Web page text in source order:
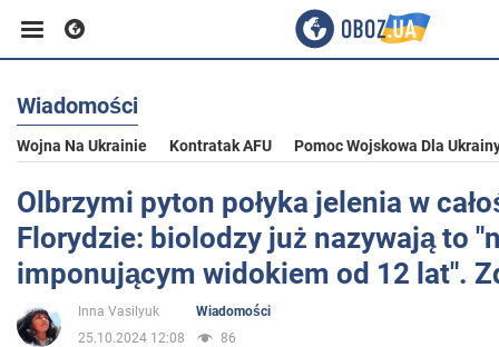
Biznes
Sport
Rozrywka
Życie
Wiadomości
Wojna Na Ukrainie Kontratak AFU Pomoc Wojskowa Dla
Olbrzymi pyton połyka jelenia w
Florydzie: biolodzy już nazywają to
imponującym widokiem od 12 lat".
Inna Vasilyuk
Wiadomości
25.10.2024 12:08
86